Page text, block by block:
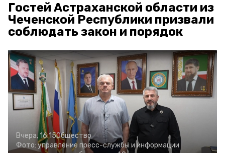
Гостей Астраханской области из
Чеченской Республики призвали
соблюдать закон и порядок
Вчера, 16:15Общество
Фото: управление пресс-службы и информации